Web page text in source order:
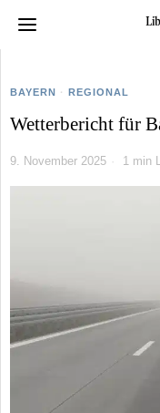
BAYERN · REGIONAL
Wetterbericht für
9. November 2025 1 min